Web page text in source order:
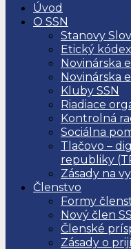
Úvod
O SSN
Stanovy
Etický
Novinárska
Novinárska
Kluby SSN
Riadiace
Kontrolná
Sociálna
Tlačovo –
republiky
Zásady na
Členstvo
Formy
Nový člen
Členské
Zásady o